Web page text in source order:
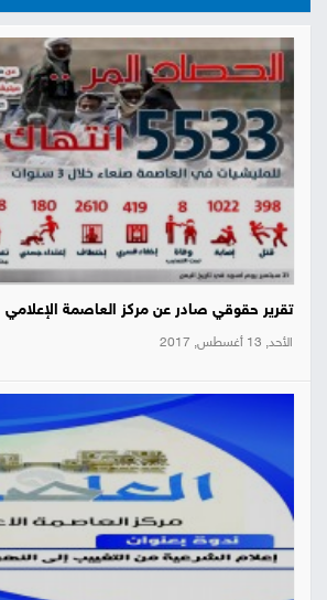
تقرير حقوقي صادر عن مركز العاصمة الإعلامي
الأحد, 13 أغسطس, 2017